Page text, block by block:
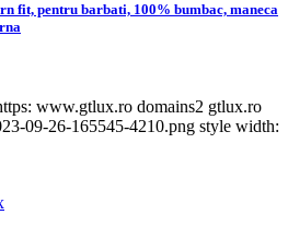
fit, pentru barbati, 100% bumbac, maneca
www.gtlux.ro domains2 gtlux.ro
09-26-165545-4210.png style width: